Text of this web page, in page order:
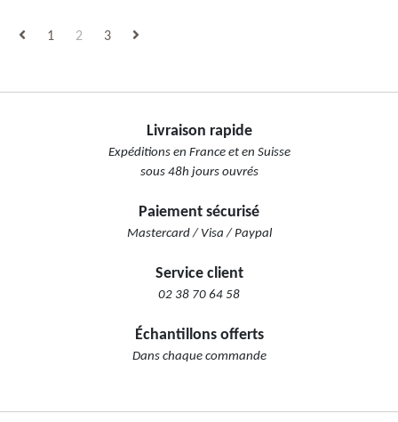
1 2 3
Livraison rapide
Expéditions en France et en Suisse
sous 48h jours ouvrés
Paiement sécurisé
Mastercard / Visa / Paypal
Service client
02 38 70 64 58
Échantillons offerts
Dans chaque commande